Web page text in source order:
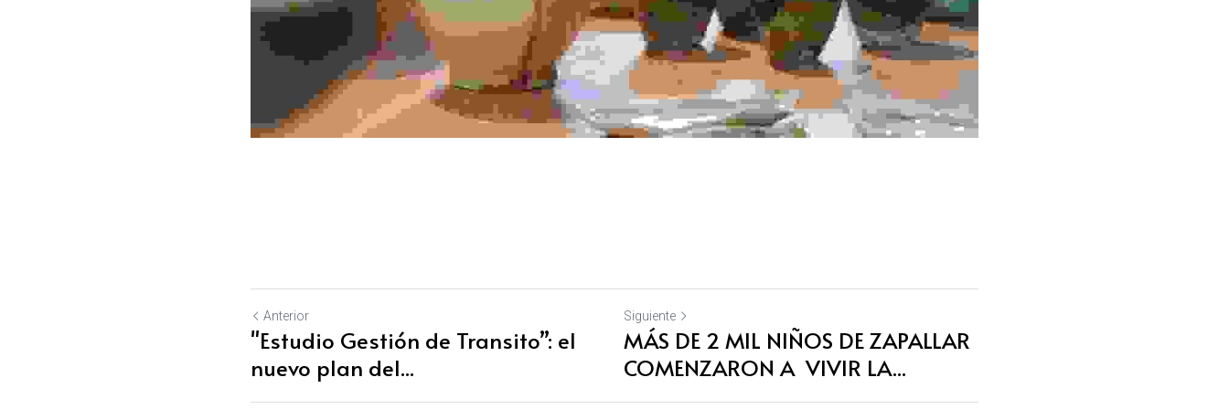
Anterior
"Estudio Gestión de Transito”: el
nuevo plan del...
Siguiente
MÁS DE 2 MIL NIÑOS DE ZAPALLAR
COMENZARON A VIVIR LA...